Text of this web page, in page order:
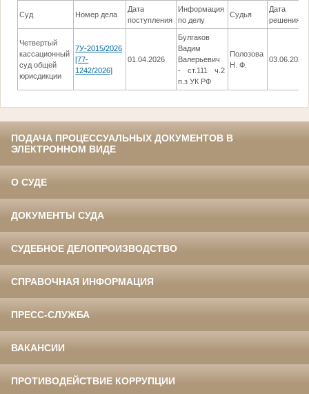
Суд Номер дела
Дата
поступления
Информация
по делу
Судья
Дата
решения
Четвертый
кассационный
суд общей
юрисдикции
7У-2015/2026
[77-
1242/2026]
01.04.2026
Булгаков
Вадим
Валерьевич
- ст.111 ч.2
п.з УК РФ
Полозова
Н. Ф.
03.06.2026
ПОДАЧА ПРОЦЕССУАЛЬНЫХ ДОКУМЕНТОВ В
ЭЛЕКТРОННОМ ВИДЕ
О СУДЕ
ДОКУМЕНТЫ СУДА
СУДЕБНОЕ ДЕЛОПРОИЗВОДСТВО
СПРАВОЧНАЯ ИНФОРМАЦИЯ
ПРЕСС-СЛУЖБА
ВАКАНСИИ
ПРОТИВОДЕЙСТВИЕ КОРРУПЦИИ